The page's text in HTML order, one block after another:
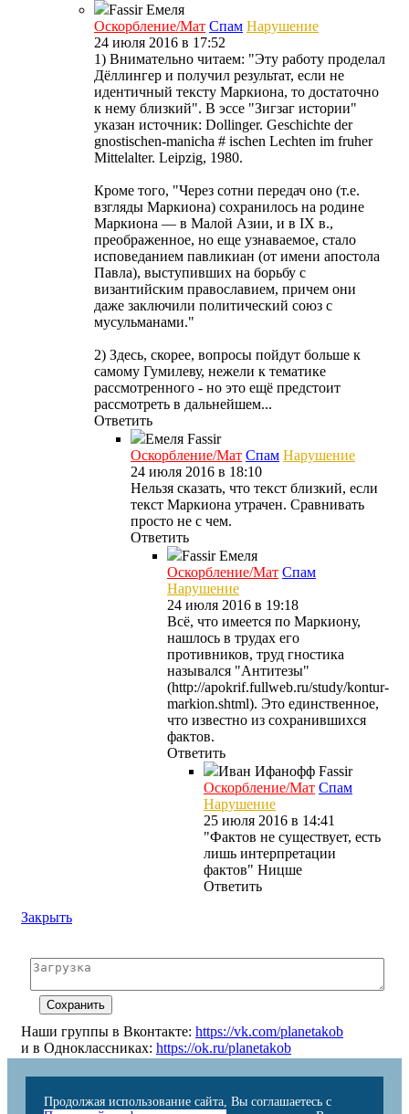
Fassir Емеля
Оскорбление/Мат Спам Нарушение
24 июля 2016 в 17:52
1) Внимательно читаем: "Эту работу проделал
Дёллингер и получил результат, если не
идентичный тексту Маркиона, то достаточно
к нему близкий". В эссе "Зигзаг истории"
указан источник: Dollinger. Geschichte der
gnostischen-manicha # ischen Lechten im fruher
Mittelalter. Leipzig, 1980.
Кроме того, "Через сотни передач оно (т.е.
взгляды Маркиона) сохранилось на родине
Маркиона — в Малой Азии, и в IX в.,
преображенное, но еще узнаваемое, стало
исповеданием павликиан (от имени апостола
Павла), выступивших на борьбу с
византийским православием, причем они
даже заключили политический союз с
мусульманами."
2) Здесь, скорее, вопросы пойдут больше к
самому Гумилеву, нежели к тематике
рассмотренного - но это ещё предстоит
рассмотреть в дальнейшем...
Ответить
Емеля Fassir
Оскорбление/Мат Спам Нарушение
24 июля 2016 в 18:10
Нельзя сказать, что текст близкий, если
текст Маркиона утрачен. Сравнивать
просто не с чем.
Ответить
Fassir Емеля
Оскорбление/Мат Спам
Нарушение
24 июля 2016 в 19:18
Всё, что имеется по Маркиону,
нашлось в трудах его
противников, труд гностика
назывался "Антитезы"
(http://apokrif.fullweb.ru/study/kontur-
markion.shtml). Это единственное,
что известно из сохранившихся
фактов.
Ответить
Иван Ифанофф Fassir
Оскорбление/Мат Спам
Нарушение
25 июля 2016 в 14:41
"Фактов не существует, есть
лишь интерпретации
фактов" Ницше
Ответить
Закрыть
Наши группы в Вконтакте: https://vk.com/planetakob
и в Одноклассниках: https://ok.ru/planetakob
Продолжая использование сайта, Вы соглашаетесь с